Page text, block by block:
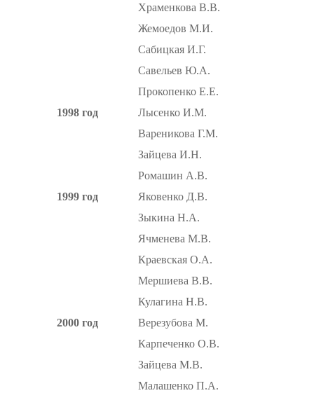
Храменкова В.В.
Жемоедов М.И.
Сабицкая И.Г.
Савельев Ю.А.
Прокопенко Е.Е.
1998 год
Лысенко И.М.
Вареникова Г.М.
Зайцева И.Н.
Ромашин А.В.
1999 год
Яковенко Д.В.
Зыкина Н.А.
Ячменева М.В.
Краевская О.А.
Мершиева В.В.
Кулагина Н.В.
2000 год
Верезубова М.
Карпеченко О.В.
Зайцева М.В.
Малашенко П.А.